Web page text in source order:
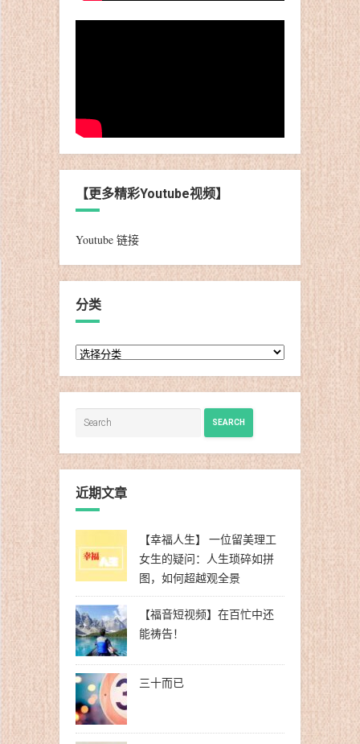
【更多精彩Youtube视频】
Youtube 链接
分类
分
SEARCH
近期文章
【幸福人生】 一位留美理工
女生的疑问：人生琐碎如拼
图，如何超越观全景
【福音短视频】在百忙中还
能祷告！
三十而已